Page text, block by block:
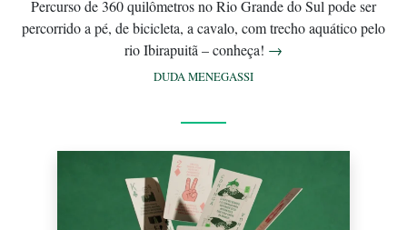
Percurso de 360 quilômetros no Rio Grande do Sul pode ser
percorrido a pé, de bicicleta, a cavalo, com trecho aquático pelo
rio Ibirapuitã – conheça! →
DUDA MENEGASSI